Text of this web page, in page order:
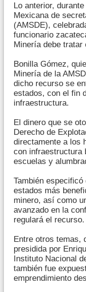
Lo anterior,
Mexicana de
(AMSDE),
funcionario
Minería debe tratar
Bonilla Gómez,
Minería de la
dicho recurso se
estados, con el fin
infraestructura.
El dinero que se
Derecho de
directamente a los
con infraestructura
escuelas y
También
estados más
minero, así como
avanzado en la
regulará el recurso.
Entre otros temas,
presidida por
Instituto Nacional
también fue
emprendimiento